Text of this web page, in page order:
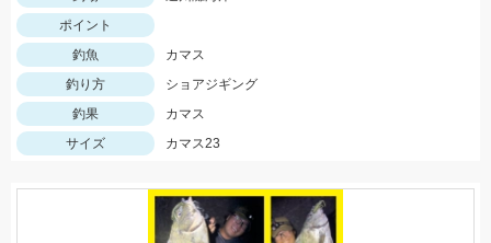
ポイント
釣魚
カマス
釣り方
ショアジギング
釣果
カマス
サイズ
カマス23